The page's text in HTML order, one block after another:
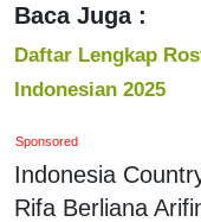
Baca Juga :
Daftar Lengkap
Indonesian 2025
Sponsored
Indonesia
Rifa Berliana